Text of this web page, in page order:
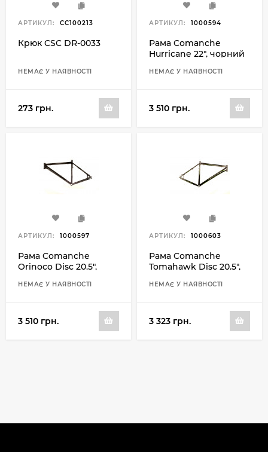
АРТИКУЛ: CC100213
Крюк CSC DR-0033
НЕМАЄ У НАЯВНОСТІ
273 грн.
АРТИКУЛ: 1000594
Рама Comanche
Hurricane 22", чорний
НЕМАЄ У НАЯВНОСТІ
3 510 грн.
АРТИКУЛ: 1000597
Рама Comanche
Orinoco Disc 20.5",
НЕМАЄ У НАЯВНОСТІ
3 510 грн.
АРТИКУЛ: 1000603
Рама Comanche
Tomahawk Disc 20.5",
НЕМАЄ У НАЯВНОСТІ
3 323 грн.